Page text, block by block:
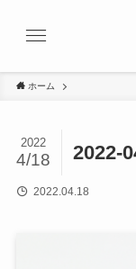
ホーム
2022-
2022
4/18
2022.04.18